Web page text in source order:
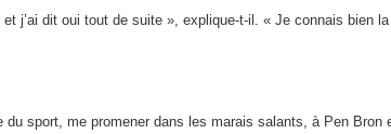
et j’ai dit oui tout de suite », explique-t-il. « Je connais bien
du sport, me promener dans les marais salants, à Pen Bron